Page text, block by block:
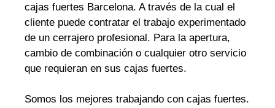
cajas fuertes Barcelona. A través de la cual el
cliente puede contratar el trabajo experimentado
de un cerrajero profesional. Para la apertura,
cambio de combinación o cualquier otro servicio
que requieran en sus cajas fuertes.
Somos los mejores trabajando con cajas fuertes.